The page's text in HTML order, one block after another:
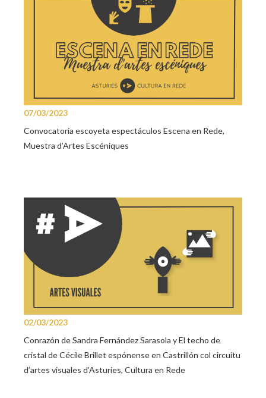
07/03/2023
Convocatoria escoyeta espectáculos Escena en Rede,
Muestra d’Artes Escéniques
02/03/2023
Conrazón de Sandra Fernández Sarasola y El techo de
cristal de Cécile Brillet espónense en Castrillón col circuitu
d’artes visuales d’Asturies, Cultura en Rede